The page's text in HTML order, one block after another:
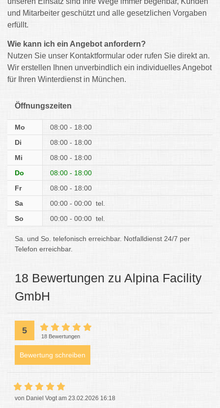
und Mitarbeiter geschützt und alle gesetzlichen Vorgaben
erfüllt.
Wie kann ich ein Angebot anfordern?
Nutzen Sie unser Kontaktformular oder rufen Sie direkt an.
Wir erstellen Ihnen unverbindlich ein individuelles Angebot
für Ihren Winterdienst in München.
Öffnungszeiten
Mo
08:00 - 18:00
Di
08:00 - 18:00
Mi
08:00 - 18:00
Do
08:00 - 18:00
Fr
08:00 - 18:00
Sa
00:00 - 00:00 tel.
So
00:00 - 00:00 tel.
Sa. und So. telefonisch erreichbar. Notfalldienst 24/7 per
Telefon erreichbar.
18 Bewertungen zu Alpina Facility
GmbH
5
18 Bewertungen
Bewertung schreiben
von Daniel Vogt am 23.02.2026 16:18